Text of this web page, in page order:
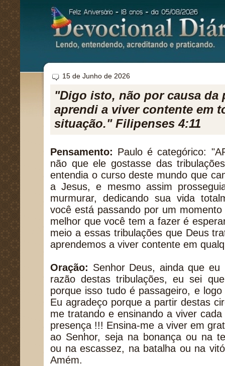
15 de Junho de 2026
"Digo isto, não por causa da
aprendi a viver contente em
situação." Filipenses 4:11
Pensamento: Paulo é categórico:
não que ele gostasse das
entendia o curso deste mundo que
a Jesus, e mesmo assim
murmurar, dedicando sua vida
você está passando por um
melhor que você tem a fazer é
meio a essas tribulações que Deus
aprendemos a viver contente em
Oração: Senhor Deus, ainda que
razão destas tribulações, eu sei
porque isso tudo é passageiro, e
Eu agradeço porque a partir destas
me tratando e ensinando a viver
presença !!! Ensina-me a viver em
ao Senhor, seja na bonança ou na
ou na escassez, na batalha ou na
Amém.